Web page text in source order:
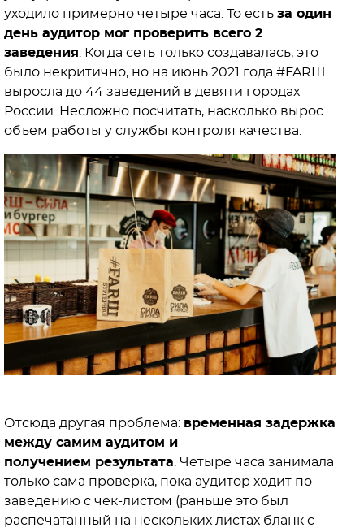
уходило примерно четыре часа. То есть за один
день аудитор мог проверить всего 2
заведения . Когда сеть только создавалась, это
было некритично, но на июнь 2021 года #FARШ
выросла до 44 заведений в девяти городах
России. Несложно посчитать, насколько вырос
объем работы у службы контроля качества.
Отсюда другая проблема: временная задержка
между самим аудитом и
получением результата . Четыре часа занимала
только сама проверка, пока аудитор ходит по
заведению с чек-листом (раньше это был
распечатанный на нескольких листах бланк с